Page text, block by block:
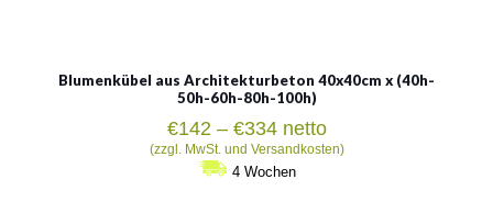
Blumenkübel aus Architekturbeton 40x40cm x (40h-
50h-60h-80h-100h)
€142 – €334Preisspanne:
€142
bis
netto
(zzgl. MwSt. und Versandkosten)
4 Wochen